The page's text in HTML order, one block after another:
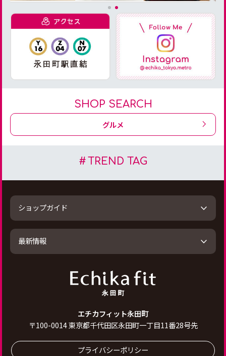
SHOP SEARCH
グルメ
TREND TAG
ショップガイド
最新情報
エチカフィット永田町
〒100-0014東京都千代田区永田町一丁目11番28号先
プライバシーポリシー